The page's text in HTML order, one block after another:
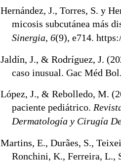
Hernández, J., Torres, S. y
micosis subcutánea más
Sinergia,6(9), e714.
Jaldín, J., & Rodríguez, J.
caso inusual. Gac Méd
López, J., & Rebolledo, M.
paciente pediátrico.
Dermatología y Cirugía
Martins, E., Durães, S.,
Ronchini, K., Ferreira, L.,